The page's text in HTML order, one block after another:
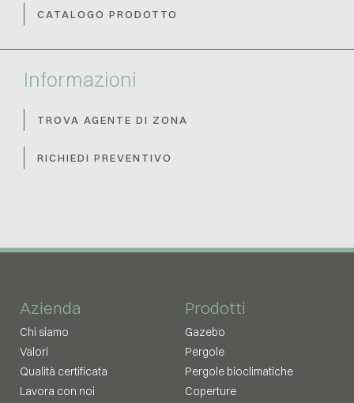
CATALOGO PRODOTTO
Informazioni
TROVA AGENTE DI ZONA
RICHIEDI PREVENTIVO
Azienda
Chi siamo
Valori
Qualità certificata
Lavora con noi
Prodotti
Gazebo
Pergole
Pergole bioclimatiche
Coperture